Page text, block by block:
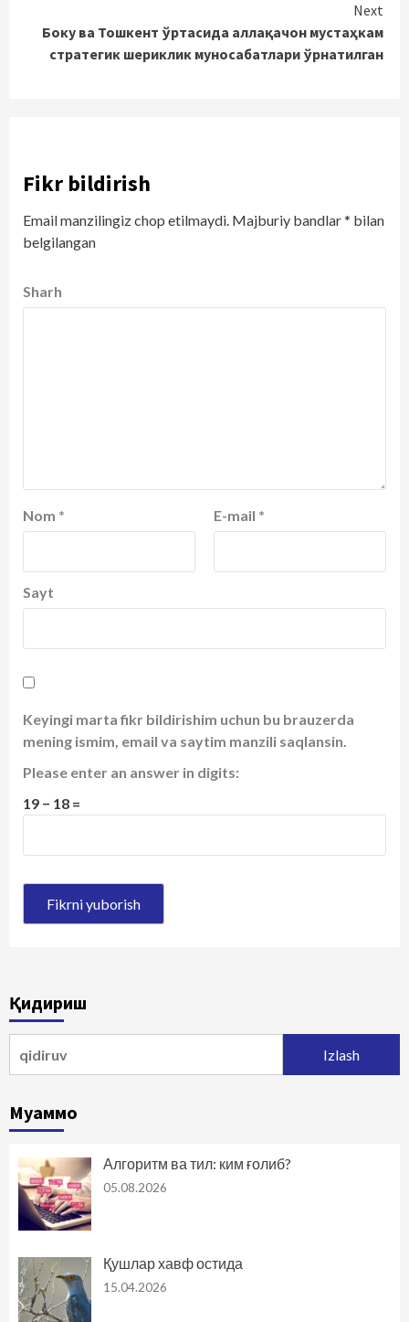
Next
Боку ва Тошкент ўртасида аллақачон мустаҳкам
стратегик шериклик муносабатлари ўрнатилган
Fikr bildirish
Email manzilingiz chop etilmaydi. Majburiy bandlar* bilan
belgilangan
Sharh
Nom * E-mail *
Sayt
Keyingi marta fikr bildirishim uchun bu brauzerda
mening ismim, email va saytim manzili saqlansin.
Please enter an answer in digits:
19 − 18 =
Қидириш
Муаммо
Алгоритм ва тил: ким ғолиб?
05.08.2026
Қушлар хавф остида
15.04.2026